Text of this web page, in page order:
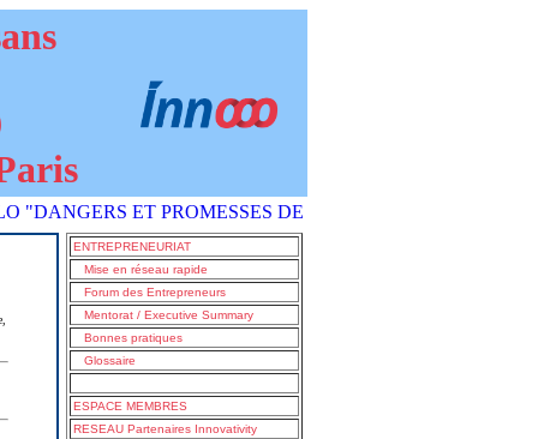
ET PROMESSES DE L'IA COMMENT S'EN SORTIR ?"
ENTREPRENEURIAT
Mise en réseau rapide
Forum des Entrepreneurs
Mentorat / Executive Summary
Bonnes pratiques
Glossaire
ESPACE MEMBRES
RESEAU Partenaires Innovativity